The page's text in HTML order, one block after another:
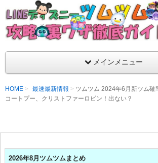
LINEディズニー ツムツム攻
支持率No1！痒いところに手が届くツムツ
ラ評価も丁寧に解説！ツムツムを120％楽
メインメニュー
HOME 最速最新情報
ツムツム 2024年6月新ツム確
コートプー、クリストファーロビン！出ない？
2026年8月ツムツムまとめ